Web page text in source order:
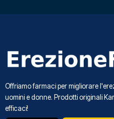
Offriamo farmaci per migliorare
uomini e donne. Prodotti originali
efficaci!